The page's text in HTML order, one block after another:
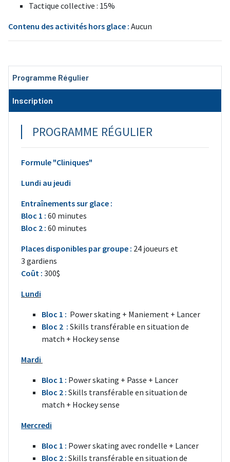
Tactique collective : 15%
Contenu des activités hors glace : Aucun
Programme Régulier
Inscription
PROGRAMME RÉGULIER
Formule "Cliniques"
Lundi au jeudi
Entraînements sur glace :
Bloc 1 : 60 minutes
Bloc 2 : 60 minutes
Places disponibles par groupe : 24 joueurs et
3 gardiens
Coût : 300$
Lundi
Bloc 1 : Power skating + Maniement + Lancer
Bloc 2 : Skills transférable en situation de
match + Hockey sense
Mardi
Bloc 1 : Power skating + Passe + Lancer
Bloc 2 : Skills transférable en situation de
match + Hockey sense
Mercredi
Bloc 1 : Power skating avec rondelle + Lancer
Bloc 2 : Skills transférable en situation de